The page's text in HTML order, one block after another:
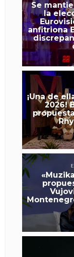
Se
la
anfitriona
¡Una de
2026!